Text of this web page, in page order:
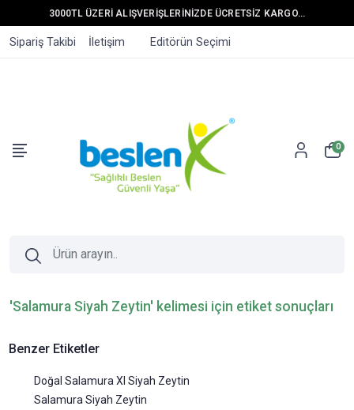
3000TL ÜZERİ ALIŞVERİŞLERİNİZDE ÜCRETSİZ KARGO...
Sipariş Takibi İletişim Editörün Seçimi
0
'Salamura Siyah Zeytin' kelimesi için etiket sonuçları
Benzer Etiketler
Doğal Salamura Xl Siyah Zeytin
Salamura Siyah Zeytin